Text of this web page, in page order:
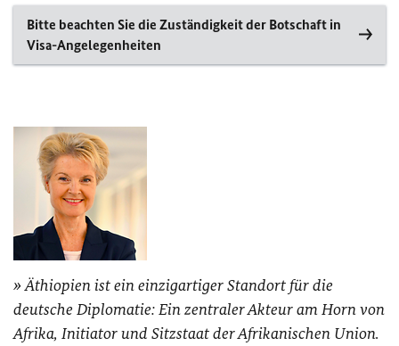
Bitte beachten Sie die Zuständigkeit der Botschaft in
Visa-Angelegenheiten
Äthiopien ist ein einzigartiger Standort für die
deutsche Diplomatie: Ein zentraler Akteur am Horn von
Afrika, Initiator und Sitzstaat der Afrikanischen Union.